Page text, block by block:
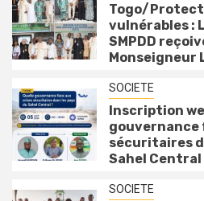
Togo/
vulnérables :
SMPDD
Monseigneur
SOCIETE
Inscription
gouvernance
sécuritaires
Sahel Central
SOCIETE